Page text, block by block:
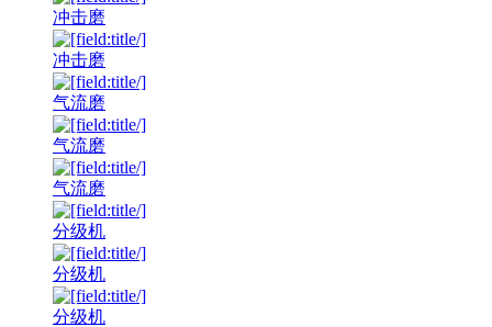
冲击磨
冲击磨
气流磨
气流磨
气流磨
分级机
分级机
分级机